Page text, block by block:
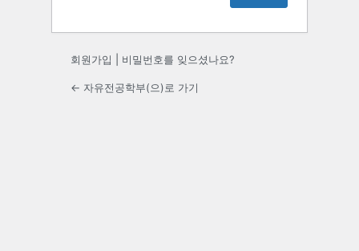
회원가입 비밀번호를 잊으셨나요?
← 자유전공학부(으)로 가기